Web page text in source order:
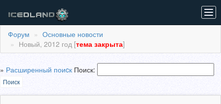
Форум
Основные новости
Новый, 2012 год [тема закрыта]
» Расширенный поиcк Поиск:
Поиск